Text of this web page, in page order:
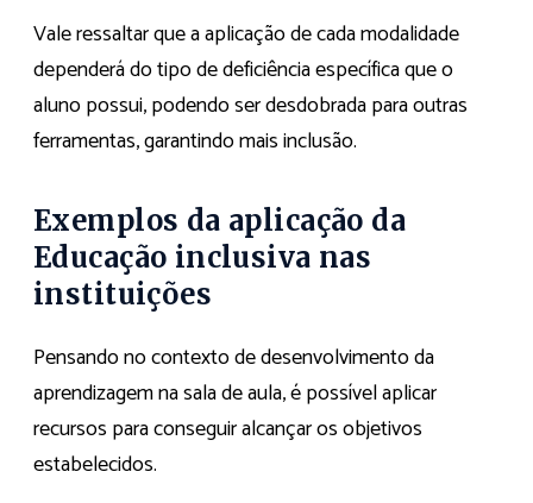
Vale ressaltar que a aplicação de cada modalidade
dependerá do tipo de deficiência específica que o
aluno possui, podendo ser desdobrada para outras
ferramentas, garantindo mais inclusão.
Exemplos da aplicação da
Educação inclusiva nas
instituições
Pensando no contexto de desenvolvimento da
aprendizagem na sala de aula, é possível aplicar
recursos para conseguir alcançar os objetivos
estabelecidos.